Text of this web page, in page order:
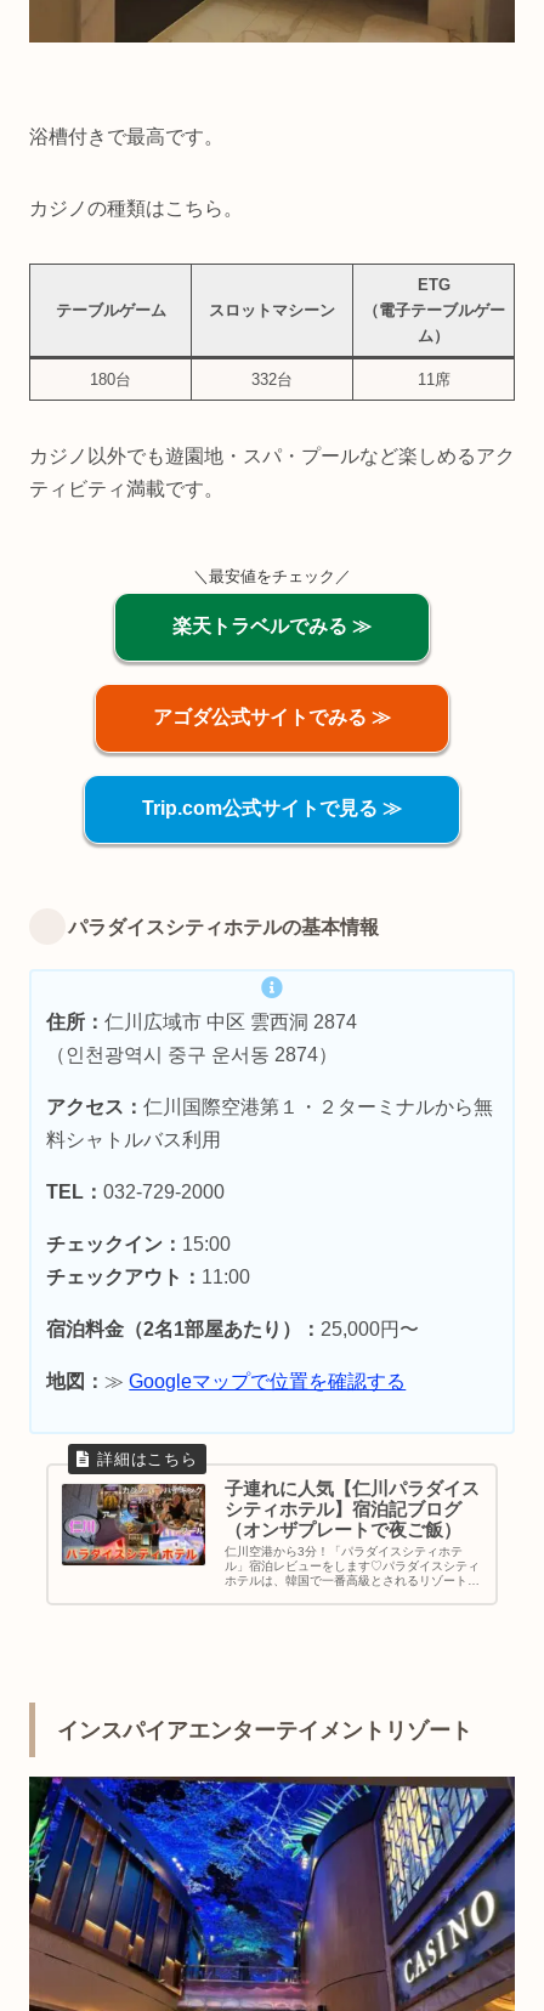
浴槽付きで最高です。
カジノの種類はこちら。
テーブルゲーム スロットマシーン
ETG
（電子テーブルゲー
ム）
180台 332台 11席
カジノ以外でも遊園地・スパ・プールなど楽しめるアク
ティビティ満載です。
＼最安値をチェック／
楽天トラベルでみる ≫
アゴダ公式サイトでみる ≫
Trip.com公式サイトで見る ≫
パラダイスシティホテルの基本情報
住所：仁川広域市 中区 雲西洞 2874
（인천광역시 중구 운서동 2874）
アクセス：仁川国際空港第１・２ターミナルから無
料シャトルバス利用
TEL：032-729-2000
チェックイン： 15:00
チェックアウト： 11:00
宿泊料金（2名1部屋あたり）： 25,000円〜
地図：≫Googleマップで位置を確認する
子連れに人気【仁川パラダイス
シティホテル】宿泊記ブログ
（オンザプレートで夜ご飯）
仁川空港から3分！「パラダイスシティホテ
ル」宿泊レビューをします♡パラダイスシティ
ホテルは、韓国で一番高級とされるリゾートホ
インスパイアエンターテイメントリゾート